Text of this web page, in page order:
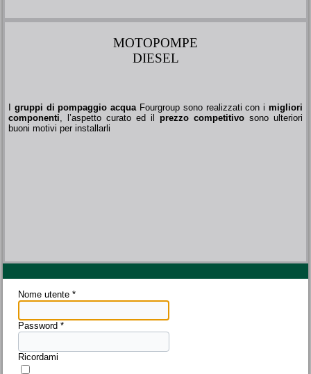
MOTOPOMPE
DIESEL
gruppi di pompaggio acquaFourgroup sono realizzati con imigliori
componenti, l’aspetto curato ed il prezzo competitivo sono ulteriori
buoni motivi per installarli
Nome utente *
Password *
Ricordami